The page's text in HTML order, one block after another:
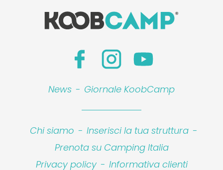
News - Giornale KoobCamp
Chi siamo - Inserisci la tua struttura -
Prenota su Camping Italia
Privacy policy - Informativa clienti